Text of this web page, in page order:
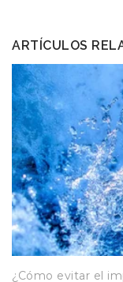
ARTÍCULOS
¿Cómo evitar el